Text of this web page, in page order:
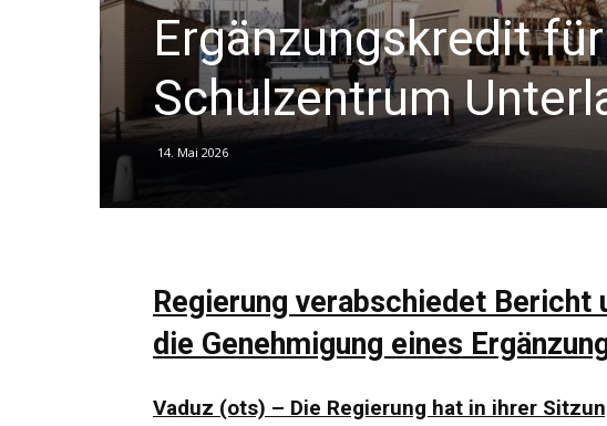
Ergänzungskredit
Schulzentrum
14. Mai 2026
Regierung verabschiedet Bericht
die Genehmigung eines
Vaduz (ots) – Die Regierung hat in ihrer